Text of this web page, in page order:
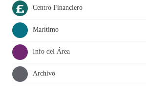
Centro Financiero
Marítimo
Info del Área
Archivo